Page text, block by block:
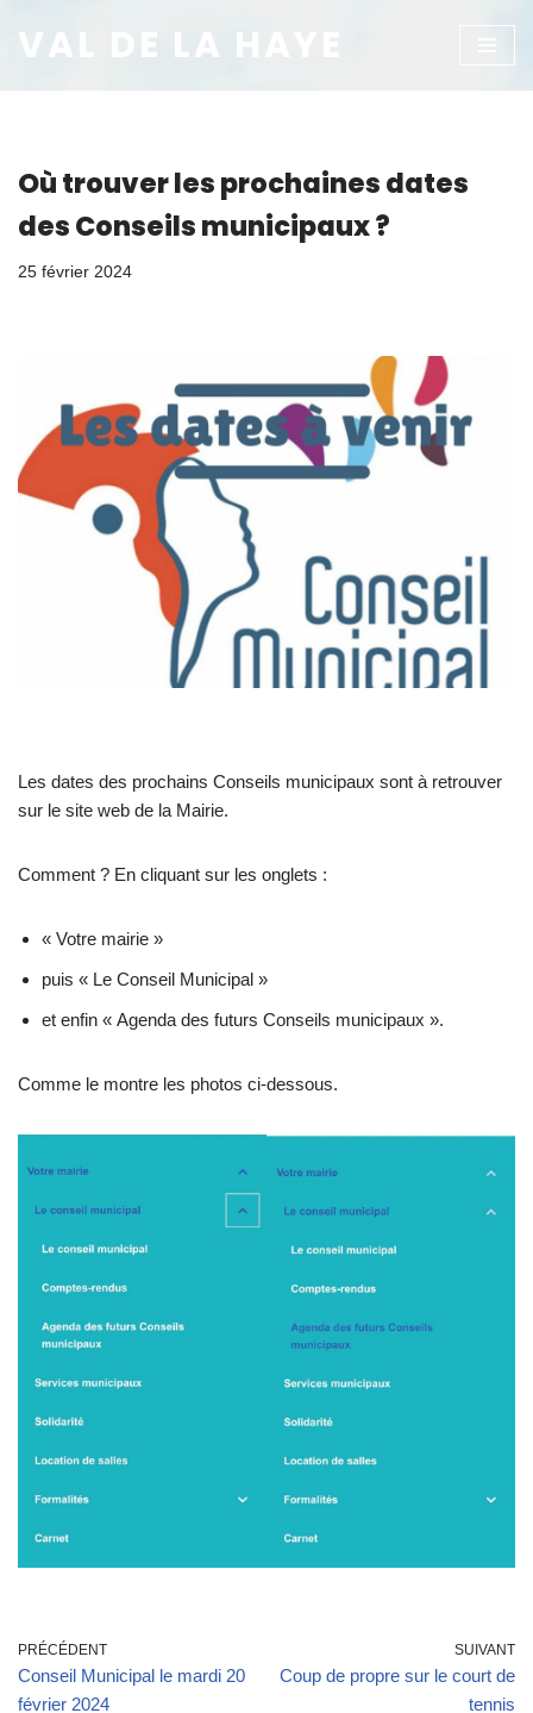
Aller
au
VAL DE LA HAYE
Où trouver les prochaines dates
des Conseils municipaux ?
25 février 2024
Les dates des prochains Conseils municipaux sont à retrouver
sur le site web de la Mairie.
Comment ? En cliquant sur les onglets :
« Votre mairie »
puis « Le Conseil Municipal »
et enfin « Agenda des futurs Conseils municipaux ».
Comme le montre les photos ci-dessous.
PRÉCÉDENT
Conseil Municipal le mardi 20
février 2024
SUIVANT
Coup de propre sur le court de
tennis